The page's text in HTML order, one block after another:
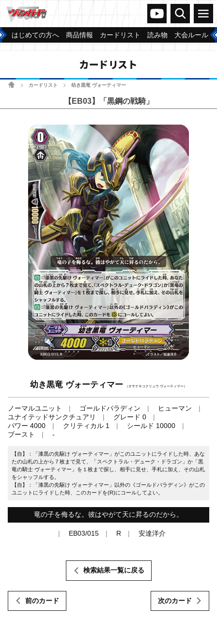
ヴァンガードch
検索 メニュー
はじめての方へ 商品情報 カードリスト 読み物 大会ルール
カードリスト
ホームカードリスト 幼き黒竜 ヴォーティマー
【EB03】「黒鋼の戦騎」
幼き黒竜 ヴォーティマー （オサナキコクリュウ ヴォーティマー）
ノーマルユニット ゴールドパラディン
ヒューマン
ユナイテッドサンクチュアリ
グレード 0
パワー 4000
クリティカル 1
シールド 10000
ブースト
-
【自】：「漆黒の先駆け ヴォーティマー」がこのユニットにライドした時、あな
たの山札の上から７枚まで見て、「スペクトラル・デューク・ドラゴン」か「黒
竜の騎士 ヴォーティマー」を１枚まで探し、相手に見せ、手札に加え、その山札
をシャッフルする。
【自】：「漆黒の先駆け ヴォーティマー」以外の《ゴールドパラディン》がこの
ユニットにライドした時、このカードを(R)にコールしてよい。
竜の子を侮るな。彼はやがて天に昇るのだから。
EB03/015 R 安達洋介
前のカード
検索結果一覧に戻る
次のカード